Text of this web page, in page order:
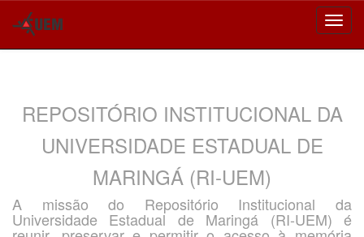
REPOSITÓRIO INSTITUCIONAL DA
UNIVERSIDADE ESTADUAL DE
MARINGÁ (RI-UEM)
A missão do Repositório Institucional da
Universidade Estadual de Maringá (RI-UEM) é